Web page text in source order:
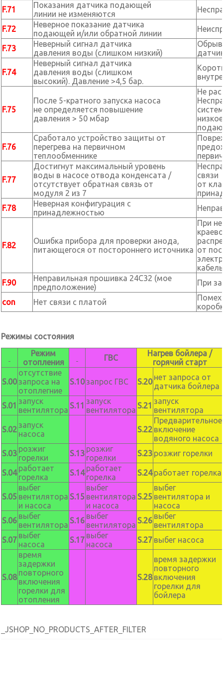
F.71
Показания датчика подающей
линии не изменяются
F.72
Неверное показание датчика
подающей и/или обратной линии
F.73
Неверный сигнал датчика
давления воды (слишком низкий)
Обрыв
F.74
Неверный сигнал датчика
давления воды (слишком
высокий). Давление >4,5 бар.
F.75
После 5-кратного запуска насоса
не определяется повышение
давления > 50 мбар
Не
F.76
Сработало устройство защиты от
перегрева на первичном
теплообменнике
F.77
Достигнут максимальный уровень
воды в насосе отвода конденсата /
отсутствует обратная связь от
модуля 2 из 7
связи
от
F.78
Неверная конфигурация с
принадлежностью
F.82
Ошибка прибора для проверки анода,
питающегося от постороннего источника
При
от
кабель
F.90
Неправильная прошивка 24C32 (мое
предположение)
При
con Нет связи с платой
Режимы состояния
Режим
отопления
ГВС
Нагрев бойлера /
горячий старт
S.00
отсутствие
запроса на
отоплегние
S.10запрос ГВС S.20 нет запроса от
датчика бойлера
S.01 запуск
вентилятора S.11 запуск
вентилятора S.21 запуск
вентилятора
S.02запуск
насоса
S.22
Предварительное
включение
водяного насоса
S.03 розжиг
горелки
S.13 розжиг
горелки
S.23 розжиг горелки
S.04 работает
горелка
S.14 работает
горелка
S.24 работает горелка
S.05
выбег
вентилятора
и насоса
S.15
выбег
вентилятора
и насоса
S.25
выбег
вентилятора и
насоса
S.06 выбег
вентилятора S.16 выбег
вентилятора S.26 выбег
вентилятора
S.07 выбег
насоса
S.17 выбег
насоса
S.27 выбег насоса
S.08
время
задержки
повторного
включения
горелки для
отопления
S.28
время задержки
повторного
включения
горелки для
бойлера
_JSHOP_NO_PRODUCTS_AFTER_FILTER